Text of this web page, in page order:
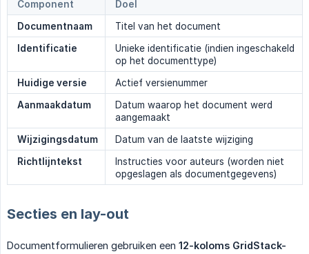
Component
Doel
Documentnaam
Titel van het document
Identificatie
Unieke identificatie (indien ingeschakeld
op het documenttype)
Huidige versie
Actief versienummer
Aanmaakdatum
Datum waarop het document werd
aangemaakt
Wijzigingsdatum
Datum van de laatste wijziging
Richtlijntekst
Instructies voor auteurs (worden niet
opgeslagen als documentgegevens)
Secties en lay-out
Documentformulieren gebruiken een 12-koloms GridStack-